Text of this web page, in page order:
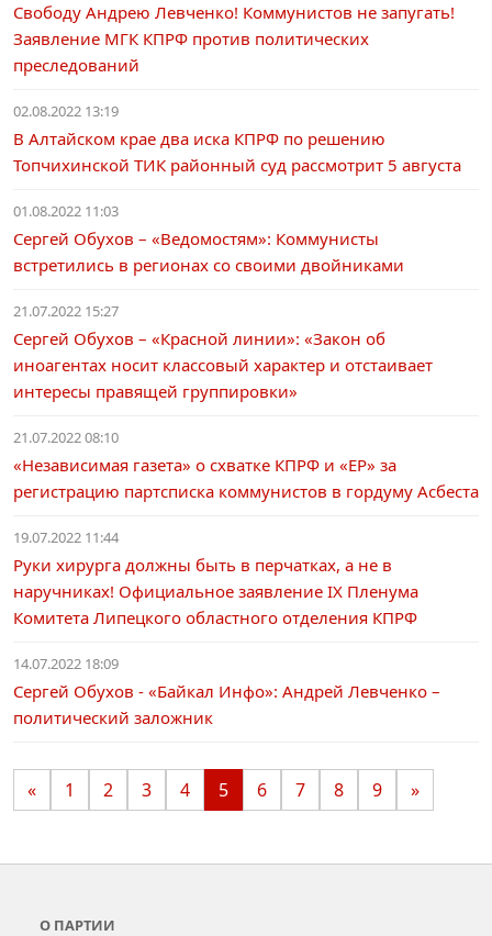
Свободу Андрею Левченко! Коммунистов не запугать!
Заявление МГК КПРФ против политических
преследований
02.08.2022 13:19
В Алтайском крае два иска КПРФ по решению
Топчихинской ТИК районный суд рассмотрит 5 августа
01.08.2022 11:03
Сергей Обухов – «Ведомостям»: Коммунисты
встретились в регионах со своими двойниками
21.07.2022 15:27
Сергей Обухов – «Красной линии»: «Закон об
иноагентах носит классовый характер и отстаивает
интересы правящей группировки»
21.07.2022 08:10
«Независимая газета» о схватке КПРФ и «ЕР» за
регистрацию партсписка коммунистов в гордуму Асбеста
19.07.2022 11:44
Руки хирурга должны быть в перчатках, а не в
наручниках! Официальное заявление IX Пленума
Комитета Липецкого областного отделения КПРФ
14.07.2022 18:09
Сергей Обухов - «Байкал Инфо»: Андрей Левченко –
политический заложник
« 1 2 3 4 5 6 7 8 9 »
О ПАРТИИ